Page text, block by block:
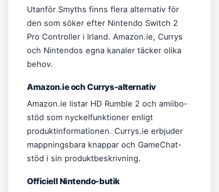
Utanför Smyths finns flera alternativ för
den som söker efter Nintendo Switch 2
Pro Controller i Irland. Amazon.ie, Currys
och Nintendos egna kanaler täcker olika
behov.
Amazon.ie och Currys-alternativ
Amazon.ie listar HD Rumble 2 och amiibo-
stöd som nyckelfunktioner enligt
produktinformationen. Currys.ie erbjuder
mappningsbara knappar och GameChat-
stöd i sin produktbeskrivning.
Officiell Nintendo-butik